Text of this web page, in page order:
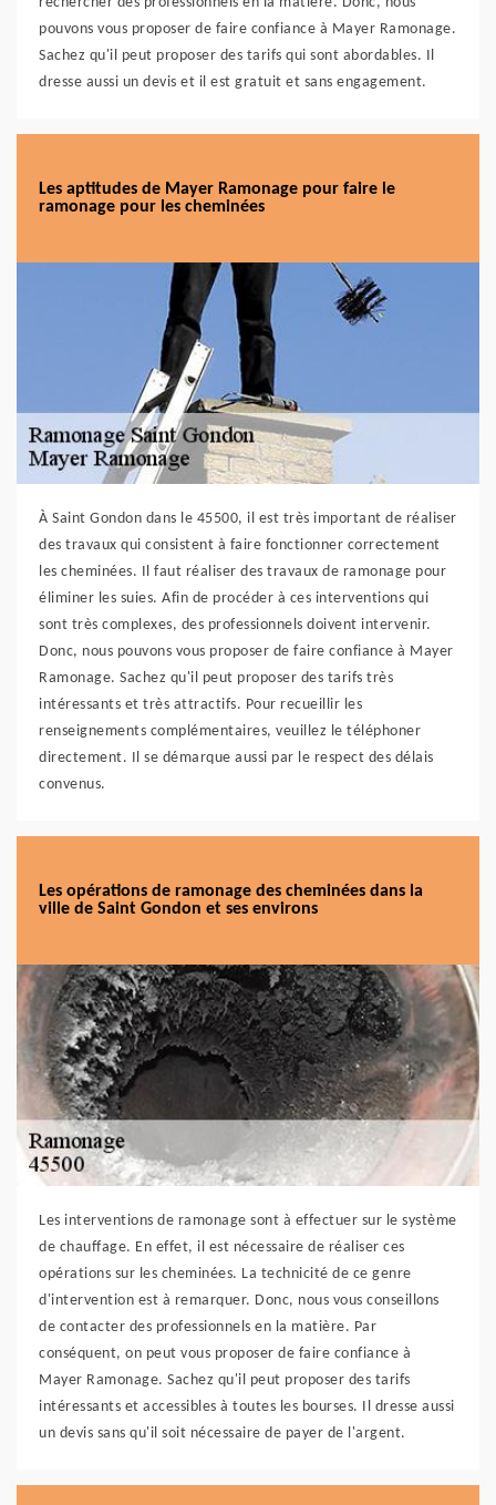
pouvons vous proposer de faire confiance à Mayer Ramonage.
Sachez qu'il peut proposer des tarifs qui sont abordables. Il
dresse aussi un devis et il est gratuit et sans engagement.
Les aptitudes de Mayer Ramonage pour faire le
ramonage pour les cheminées
À Saint Gondon dans le 45500, il est très important de réaliser
des travaux qui consistent à faire fonctionner correctement
les cheminées. Il faut réaliser des travaux de ramonage pour
éliminer les suies. Afin de procéder à ces interventions qui
sont très complexes, des professionnels doivent intervenir.
Donc, nous pouvons vous proposer de faire confiance à Mayer
Ramonage. Sachez qu'il peut proposer des tarifs très
intéressants et très attractifs. Pour recueillir les
renseignements complémentaires, veuillez le téléphoner
directement. Il se démarque aussi par le respect des délais
convenus.
Les opérations de ramonage des cheminées dans la
ville de Saint Gondon et ses environs
Les interventions de ramonage sont à effectuer sur le système
de chauffage. En effet, il est nécessaire de réaliser ces
opérations sur les cheminées. La technicité de ce genre
d'intervention est à remarquer. Donc, nous vous conseillons
de contacter des professionnels en la matière. Par
conséquent, on peut vous proposer de faire confiance à
Mayer Ramonage. Sachez qu'il peut proposer des tarifs
intéressants et accessibles à toutes les bourses. Il dresse aussi
un devis sans qu'il soit nécessaire de payer de l'argent.